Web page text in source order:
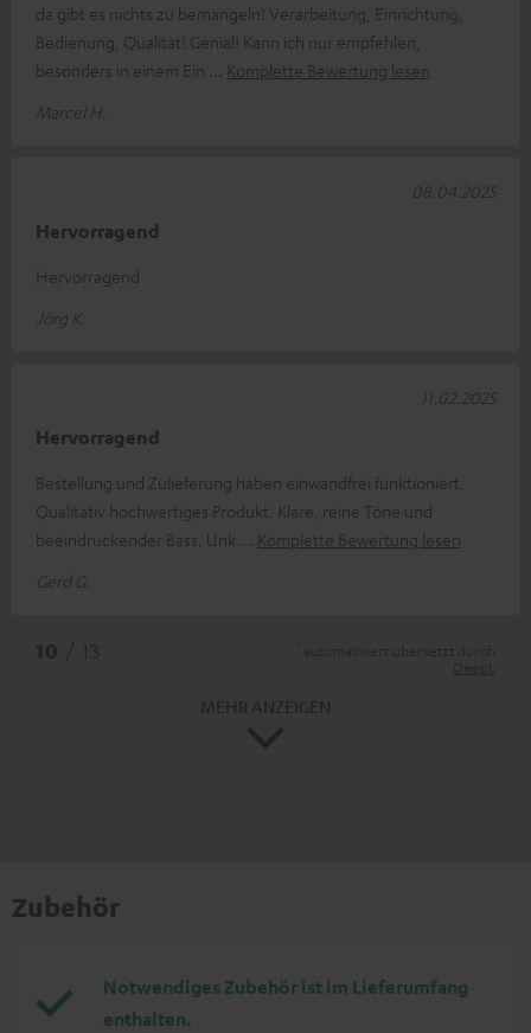
da gibt es nichts zu bemängeln! Verarbeitung, Einrichtung,
Bedienung, Qualität! Genial! Kann ich nur empfehlen,
besonders in einem Ein
Komplette Bewertung lesen
Marcel H.
Hervorragend
Hervorragend
Jörg K.
08.04.2025
Hervorragend
Bestellung und Zulieferung haben einwandfrei funktioniert.
Qualitativ hochwertiges Produkt. Klare, reine Töne und
beeindruckender Bass. Unk
Komplette Bewertung lesen
Gerd G.
11.02.2025
Zubehör
Notwendiges Zubehör ist im Lieferumfang
enthalten.